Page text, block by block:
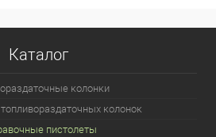
Каталог
колонки
колонок
пистолеты